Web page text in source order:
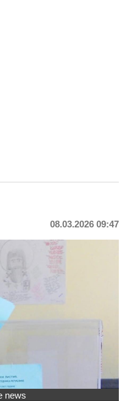
08.03.2026 09:47
news